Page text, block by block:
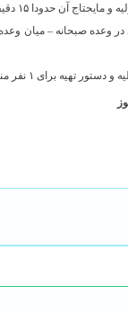
آن حدودا ۱۵ دقیقه
در وعده صبحانه – میان
تهیه برای ۱ نفر مناسب میباشد